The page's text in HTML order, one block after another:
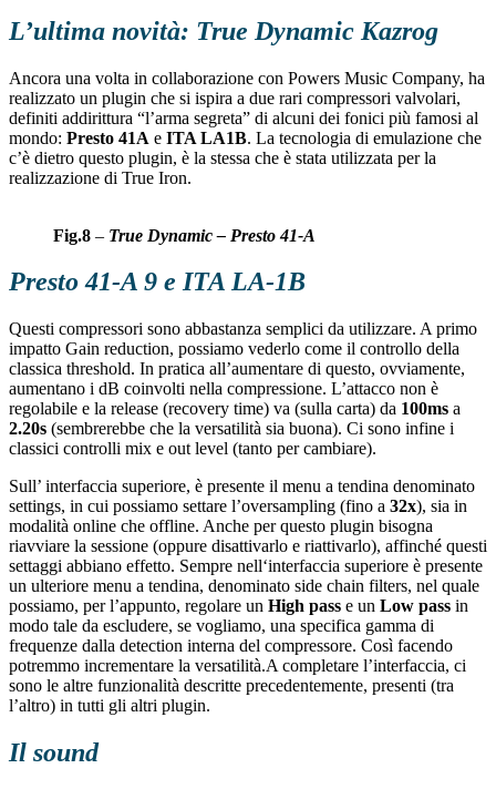
L’ultima novità: True Dynamic Kazrog
Ancora una volta in collaborazione con Powers Music Company, ha
realizzato un plugin che si ispira a due rari compressori valvolari,
definiti addirittura “l’arma segreta” di alcuni dei fonici più famosi al
mondo: Presto 41A e ITA LA1B. La tecnologia di emulazione che
c’è dietro questo plugin, è la stessa che è stata utilizzata per la
realizzazione di True Iron.
Fig.8 – True Dynamic – Presto 41-A
Presto 41-A 9 e ITA LA-1B
Questi compressori sono abbastanza semplici da utilizzare. A primo
impatto Gain reduction, possiamo vederlo come il controllo della
classica threshold. In pratica all’aumentare di questo, ovviamente,
aumentano i dB coinvolti nella compressione. L’attacco non è
regolabile e la release (recovery time) va (sulla carta) da 100ms a
2.20s (sembrerebbe che la versatilità sia buona). Ci sono infine i
classici controlli mix e out level (tanto per cambiare).
Sull’ interfaccia superiore, è presente il menu a tendina denominato
settings, in cui possiamo settare l’oversampling (fino a 32x), sia in
modalità online che offline. Anche per questo plugin bisogna
riavviare la sessione (oppure disattivarlo e riattivarlo), affinché questi
settaggi abbiano effetto. Sempre nell‘interfaccia superiore è presente
un ulteriore menu a tendina, denominato side chain filters, nel quale
possiamo, per l’appunto, regolare un High pass e un Low pass in
modo tale da escludere, se vogliamo, una specifica gamma di
frequenze dalla detection interna del compressore. Così facendo
potremmo incrementare la versatilità.A completare l’interfaccia, ci
sono le altre funzionalità descritte precedentemente, presenti (tra
l’altro) in tutti gli altri plugin.
Il sound